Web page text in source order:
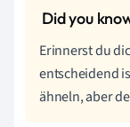
Erinnerst du
entscheidend
ähneln, aber